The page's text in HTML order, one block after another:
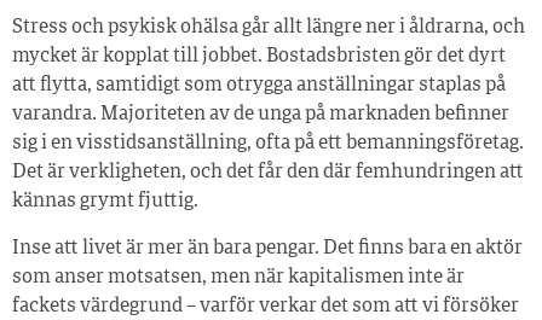
Stress och psykisk ohälsa går allt längre ner i åldrarna, och
mycket är kopplat till jobbet. Bostadsbristen gör det dyrt
att flytta, samtidigt som otrygga anställningar staplas på
varandra. Majoriteten av de unga på marknaden befinner
sig i en visstidsanställning, ofta på ett bemanningsföretag.
Det är verkligheten, och det får den där femhundringen att
kännas grymt fjuttig.
Inse att livet är mer än bara pengar. Det finns bara en aktör
som anser motsatsen, men när kapitalismen inte är
fackets värdegrund – varför verkar det som att vi försöker